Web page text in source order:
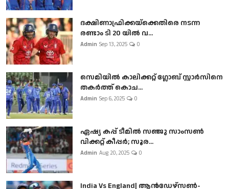
ദക്ഷിണാഫ്രിക്കയ്‌ക്കെതിരെ നടന്ന
രണ്ടാം ടി 20 യിൽ വ...
Admin Sep 13, 2025 0
സെമിയിൽ കാലിക്കറ്റ് ഗ്ലോബ് സ്റ്റാർസിനെ
തകർത്ത് കൊച...
Admin Sep 6, 2025 0
ഏഷ്യ കപ്പ് ടീമിൽ സഞ്ജു സാംസൺ
വിക്കറ്റ് കീപ്പർ; സൂര...
Admin Aug 20, 2025 0
India Vs England| ആൻഡേഴ്സൺ-